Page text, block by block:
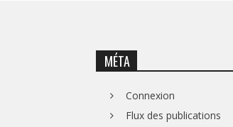
MÉTA
Connexion
Flux des publications